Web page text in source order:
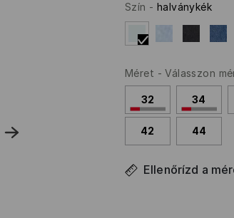
Szín - halványkék
Méret -Válasszon
32 34
42 44
Ellenőrízd a